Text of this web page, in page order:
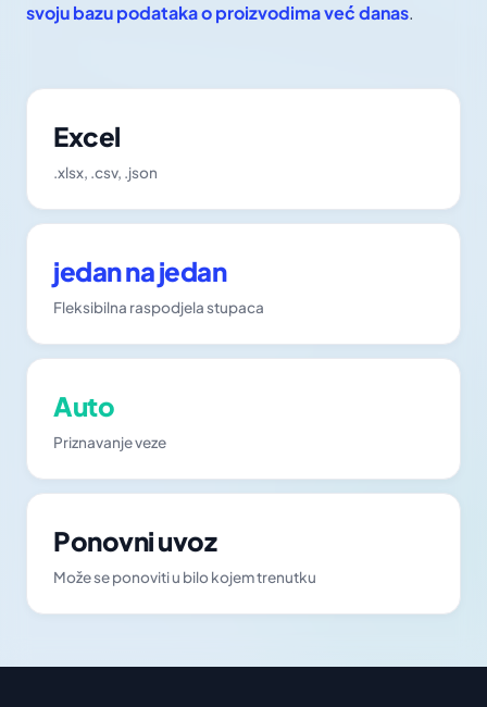
svoju bazu podataka o proizvodima već danas.
Excel
.xlsx, .csv, .json
jedan na jedan
Fleksibilna raspodjela stupaca
Auto
Priznavanje veze
Ponovni uvoz
Može se ponoviti u bilo kojem trenutku